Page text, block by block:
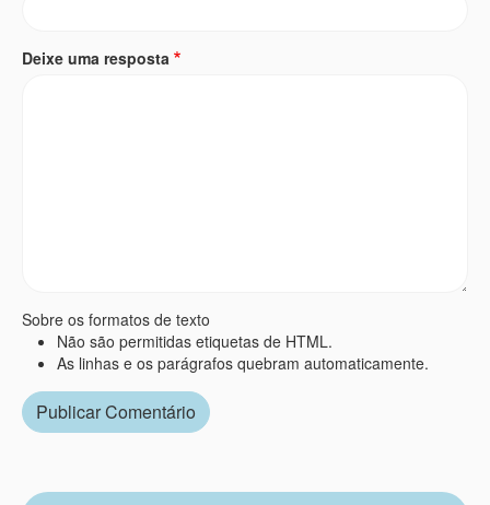
Deixe uma resposta
Sobre os formatos de texto
Não são permitidas etiquetas de HTML.
As linhas e os parágrafos quebram automaticamente.